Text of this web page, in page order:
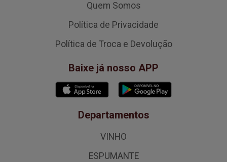
Quem Somos
Política de Privacidade
Política de Troca e Devolução
Baixe já nosso APP
Departamentos
VINHO
ESPUMANTE